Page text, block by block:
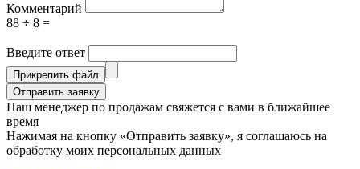
Комментарий
88 ÷ 8 =
Введите ответ
Прикрепить файл
Отправить заявку
Наш менеджер по продажам свяжется с вами в ближайшее
время
Нажимая на кнопку «Отправить заявку», я соглашаюсь на
обработку моих персональных данных